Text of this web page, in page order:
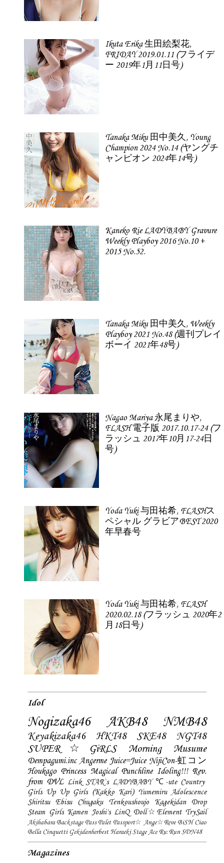
Ikuta Erika 生田絵梨花,
FRIDAY 2019.01.11 (フライデ
ー 2019年1月11日号)
Tanaka Miku 田中美久, Young
Champion 2024 No.14 (ヤングチ
ャンピオン 2024年14号)
Kaneko Rie LADYBABY Gravure
Weekly Playboy 2016 No.10 +
2015 No.52.
Tanaka Miku 田中美久, Weekly
Playboy 2021 No.48 (週刊プレイ
ボーイ 2021年48号)
Nagao Mariya 永尾まりや,
FLASH 電子版 2017.10.17-24 (フ
ラッシュ 2017年10月17-24日
号)
Yoda Yuki 与田祐希, FLASHス
ペシャル グラビアBEST 2020
年早春号
Yoda Yuki 与田祐希, FLASH
2020.02.18 (フラッシュ 2020年2
月18日号)
Idol
Nogizaka46 AKB48 NMB48
Keyakizaka46 HKT48 SKE48
NGT48
SUPER☆GiRLS
Morning Musume
Dempagumi.inc Angerme Juice=Juice NijiCon-虹コン
Houkago Princess Magical Punchline Idoling!!! Rev.
from DVL Link STAR`s LADYBABY ℃-ute Country
Girls Up Up Girls (Kakko Kari) Yumemiru Adolescence
Shiritsu Ebisu Chugaku
Tenkoushoujo Kagekidan
Drop
Steam Girls Kamen Joshi's LinQ Doll☆Element TrySail
Akihabara Backstage Pass Palet Passport☆ Ange☆Reve BiSH Ciao
Bella Cinquetti Gekidanherbest Haraeki Stage Ace Ru:Run SDN48
Magazines